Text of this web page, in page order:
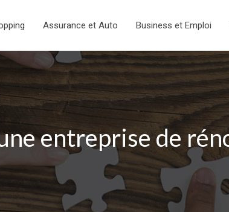
Assurance et Auto Business et Emploi
entreprise de